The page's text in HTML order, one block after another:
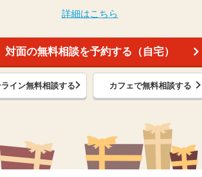
詳細はこちら
対面の無料相談を予約する（自宅）
イン無料相談する カフェで無料相談する